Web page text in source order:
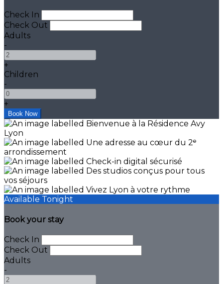
Check In
Check Out
Adults
-
+
Children
-
+
Available Tonight
Book your stay
Check In
Check Out
Adults
-